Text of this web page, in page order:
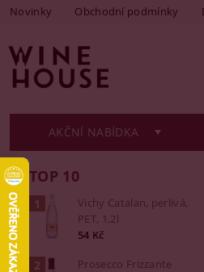
Novinky Obchodní podmínky
AKČNÍ NABÍDKA
TOP 10
Vichy Catalan, perlivá,
PET, 1,2l
54 Kč
Prosecco Frizzante